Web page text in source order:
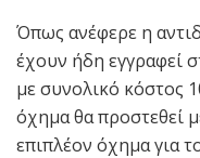
Όπως ανέφερε η
έχουν ήδη εγγραφεί
με συνολικό κόστος
όχημα θα προστεθεί
επιπλέον όχημα για